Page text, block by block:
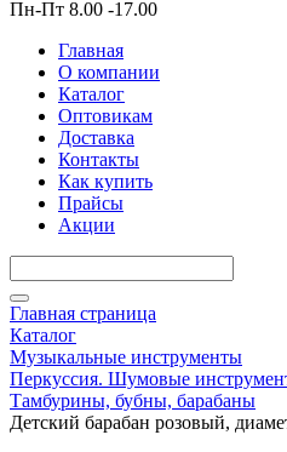
Пн-Пт 8.00 -17.00
Главная
О компании
Каталог
Оптовикам
Доставка
Контакты
Как купить
Прайсы
Акции
Главная страница
Каталог
Музыкальные инструменты
Перкуссия. Шумовые
Тамбурины, бубны, барабаны
Детский барабан розовый,